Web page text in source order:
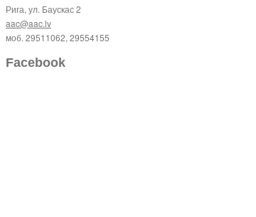
Рига, ул. Баускас 2
aac@aac.lv
моб. 29511062, 29554155
Facebook